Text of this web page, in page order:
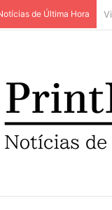
de Última Hora